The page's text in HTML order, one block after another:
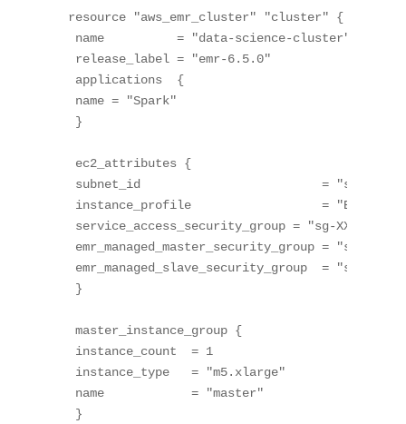
resource "aws_emr_cluster" "cluster" {
name          = "data-science-cluster"
release_label = "emr-6.5.0"
applications  {
name = "Spark"
}
ec2_attributes {
subnet_id                         = "subnet-
instance_profile                  =
service_access_security_group = "sg-
emr_managed_master_security_group = "sg-
emr_managed_slave_security_group  = "sg-
}
master_instance_group {
instance_count  = 1
instance_type   = "m5.xlarge"
name            = "master"
}